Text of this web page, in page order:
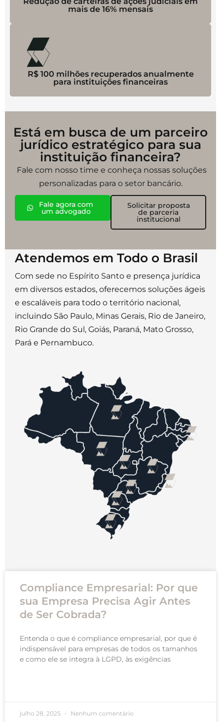
mais de 16% mensais
R$ 100 milhões recuperados anualmente
para instituições financeiras
Está em busca de um parceiro
jurídico estratégico para sua
instituição financeira?
Fale com nosso time e conheça nossas soluções
personalizadas para o setor bancário.
Fale agora com
um advogado
Solicitar proposta
de parceria
institucional
Atendemos em Todo o Brasil
Com sede no Espírito Santo e presença jurídica
em diversos estados, oferecemos soluções ágeis
e escaláveis para todo o território nacional,
incluindo São Paulo, Minas Gerais, Rio de Janeiro,
Rio Grande do Sul, Goiás, Paraná, Mato Grosso,
Pará e Pernambuco.
Compliance Empresarial: Por que
sua Empresa Precisa Agir Antes
de Ser Cobrada?
Entenda o que é compliance empresarial, por que é
indispensável para empresas de todos os tamanhos
e como ele se integra à LGPD, às exigências
julho 28, 2025 Nenhum comentário